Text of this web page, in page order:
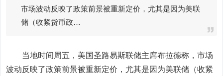
市场波动反映了政策前景被重新定价，尤其是因为美联
储（收紧货币政…
当地时间周五，美国圣路易斯联储主席布拉德称，市场
波动反映了政策前景被重新定价，尤其是因为美联储（收紧